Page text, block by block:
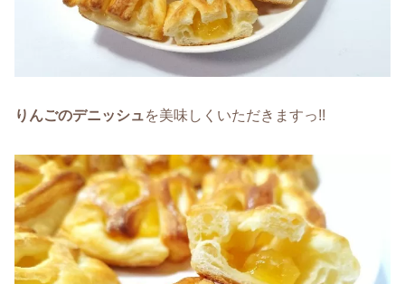
りんごのデニッシュ を美味しくいただきますっ!!